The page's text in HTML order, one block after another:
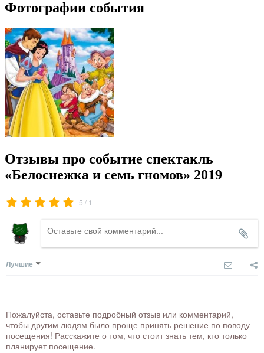
Фотографии события
Отзывы про событие спектакль
«Белоснежка и семь гномов» 2019
5 / 1
Лучшие
Пожалуйста, оставьте подробный отзыв или комментарий,
чтобы другим людям было проще принять решение по поводу
посещения! Расскажите о том, что стоит знать тем, кто только
планирует посещение.